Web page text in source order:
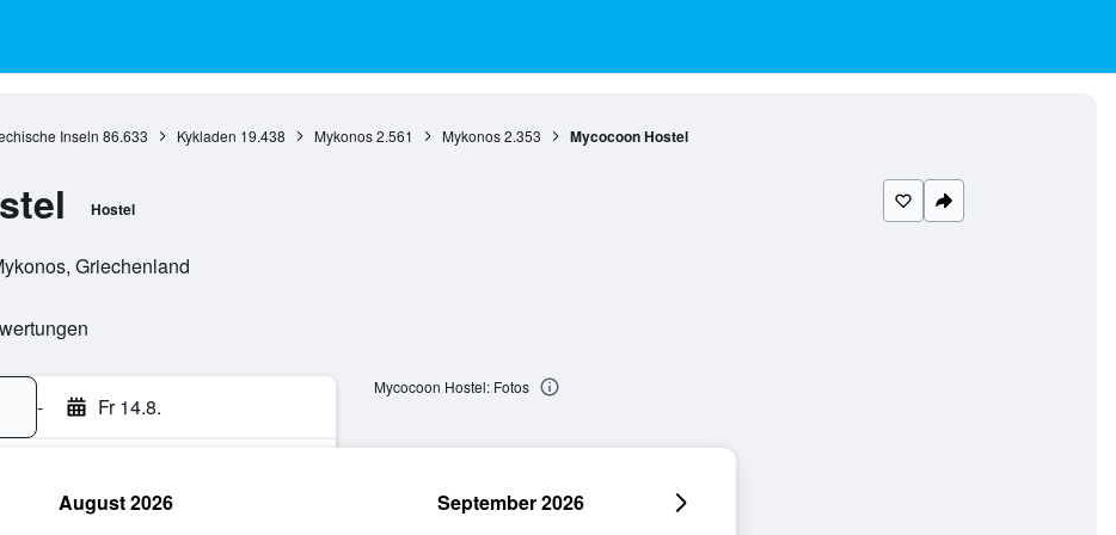
Inseln 86.633 Kykladen 19.438 Mykonos 2.561 Mykonos 2.353 Mycocoon Hostel
Hostel
Griechenland
- Fr 14.8.
Mycocoon Hostel: Fotos
August 2026 September 2026